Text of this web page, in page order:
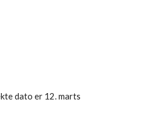
dato er 12. marts